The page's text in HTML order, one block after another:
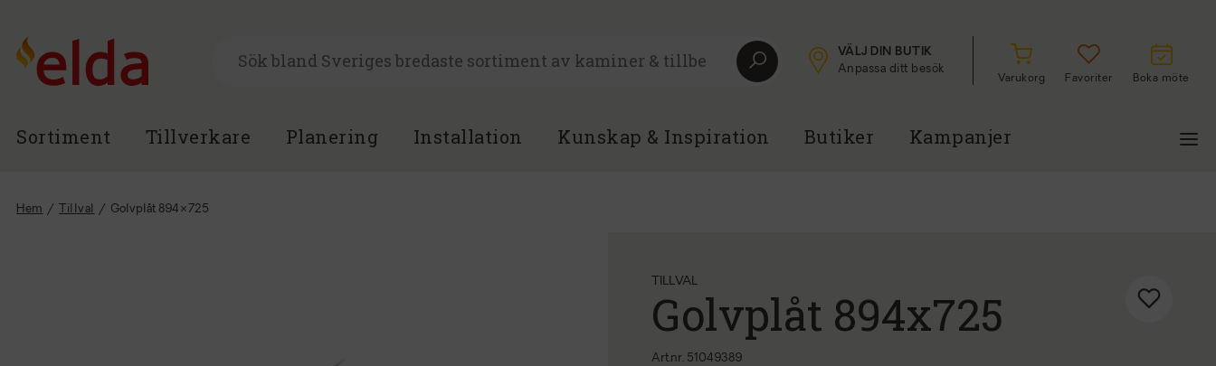
VÄLJ DIN BUTIK
Anpassa ditt besök
Varukorg Favoriter Boka möte
Sortiment Tillverkare Planering Installation Kunskap & Inspiration Butiker Kampanjer
Hem / Tillval / Golvplåt 894×725
TILLVAL
Golvplåt 894x725
Art.nr. 51049389